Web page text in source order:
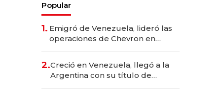
Popular
1. Emigró de Venezuela, lideró las
operaciones de Chevron en
2.Creció en Venezuela, llegó a la
Argentina con su título de